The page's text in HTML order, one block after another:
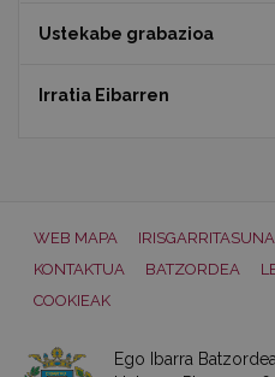
Ustekabe grabazioa
Irratia Eibarren
WEB MAPA
IRISGARRITASUNA
KONTAKTUA
BATZORDEA
COOKIEAK
Ego Ibarra